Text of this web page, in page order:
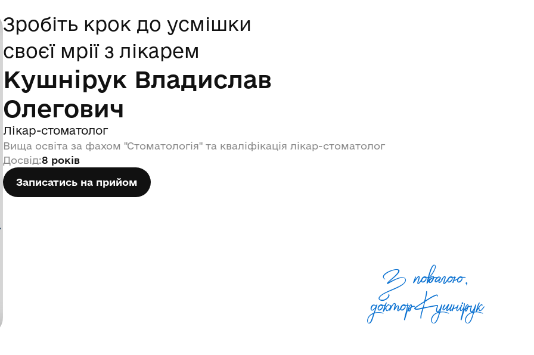
2
4
Зробіть крок до усмішки
своєї мрії з лікарем
Кушнірук Владислав
Олегович
Лікар-стоматолог
Вища освіта за фахом "Стоматологія" та кваліфікація лікар-стоматолог
Досвід:8 років
Записатись на прийом
З повагою,
доктор Кушнiрук